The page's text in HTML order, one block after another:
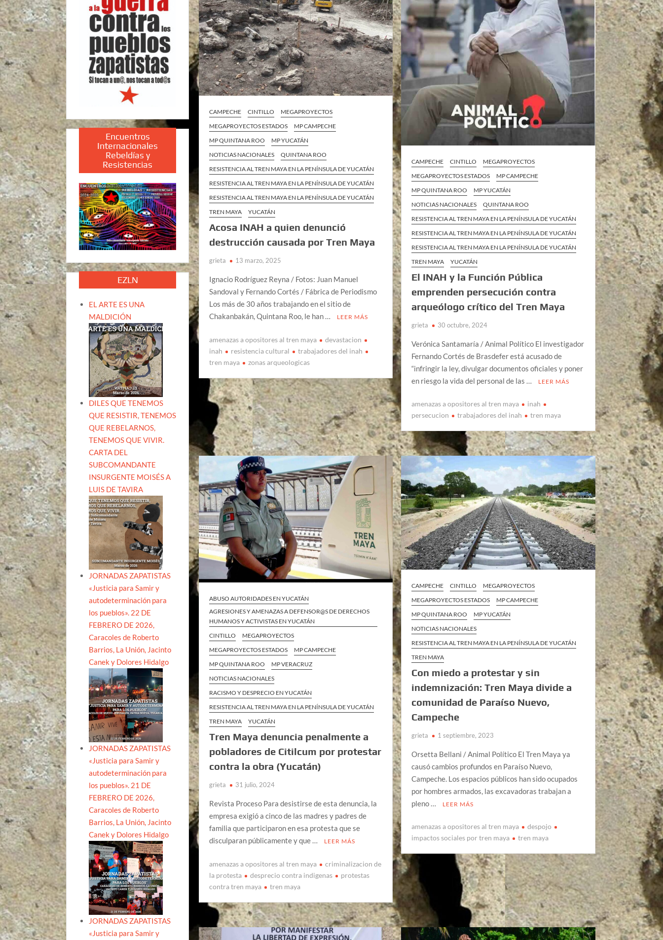
CAMPECHE CINTILLO
MEGAPROYECTOS
MEGAPROYECTOS ESTADOS
MP CAMPECHE
MP QUINTANA ROO
MP YUCATÁN
NOTICIAS NACIONALES
QUINTANA ROO
RESISTENCIA AL TREN MAYA EN LA PENÍNSULA DE YUCATÁN
RESISTENCIA AL TREN MAYA EN LA PENÍNSULA DE YUCATÁN
RESISTENCIA AL TREN MAYA EN LA PENÍNSULA DE YUCATÁN
TREN MAYA
YUCATÁN
Acosa INAH a quien denunció
destrucción causada por Tren Maya
grieta 13 marzo, 2025
Ignacio Rodríguez Reyna / Fotos: Juan Manuel
Sandoval y Fernando Cortés / Fábrica de Periodismo
Los más de 30 años trabajando en el sitio de
Chakanbakán, Quintana Roo, le han …
LEER MÁS
amenazas a opositores al tren maya
devastacion
inah
resistencia cultural
trabajadores del inah
tren maya
zonas arqueologicas
CAMPECHE CINTILLO
MEGAPROYECTOS
MEGAPROYECTOS ESTADOS
MP CAMPECHE
MP QUINTANA ROO
MP YUCATÁN
NOTICIAS NACIONALES
QUINTANA ROO
RESISTENCIA AL TREN MAYA EN LA PENÍNSULA DE YUCATÁN
RESISTENCIA AL TREN MAYA EN LA PENÍNSULA DE YUCATÁN
RESISTENCIA AL TREN MAYA EN LA PENÍNSULA DE YUCATÁN
TREN MAYA
YUCATÁN
El INAH y la Función Pública
emprenden persecución contra
arqueólogo crítico del Tren Maya
grieta 30 octubre, 2024
Verónica Santamaría / Animal Político El investigador
Fernando Cortés de Brasdefer está acusado de
“infringir la ley, divulgar documentos oficiales y poner
en riesgo la vida del personal de las …
LEER MÁS
amenazas a opositores al tren maya
inah
persecucion
trabajadores del inah tren maya
ABUSO AUTORIDADES EN YUCATÁN
AGRESIONES Y AMENAZAS A DEFENSOR@S DE DERECHOS
HUMANOS Y ACTIVISTAS EN YUCATÁN
CINTILLO
MEGAPROYECTOS
MEGAPROYECTOS ESTADOS
MP CAMPECHE
MP QUINTANA ROO
MP VERACRUZ
NOTICIAS NACIONALES
RACISMO Y DESPRECIO EN YUCATÁN
RESISTENCIA AL TREN MAYA EN LA PENÍNSULA DE YUCATÁN
TREN MAYA
YUCATÁN
Tren Maya denuncia penalmente a
pobladores de Citilcum por protestar
contra la obra (Yucatán)
grieta 31 julio, 2024
Revista Proceso Para desistirse de esta denuncia, la
empresa exigió a cinco de las madres y padres de
familia que participaron en esa protesta que se
disculparan públicamente y que …
LEER MÁS
amenazas a opositores al tren maya
criminalizacion de
la protesta
desprecio contra indigenas
protestas
contra tren maya
tren maya
CAMPECHE CINTILLO
MEGAPROYECTOS
MEGAPROYECTOS ESTADOS
MP CAMPECHE
MP QUINTANA ROO
MP YUCATÁN
NOTICIAS NACIONALES
RESISTENCIA AL TREN MAYA EN LA PENÍNSULA DE YUCATÁN
TREN MAYA
Con miedo a protestar y sin
indemnización: Tren Maya divide a
comunidad de Paraíso Nuevo,
Campeche
grieta 1 septiembre, 2023
Orsetta Bellani / Animal Político El Tren Maya ya
causó cambios profundos en Paraíso Nuevo,
Campeche. Los espacios públicos han sido ocupados
por hombres armados, las excavadoras trabajan a
pleno …
LEER MÁS
amenazas a opositores al tren maya
despojo
impactos sociales por tren maya
tren maya
Encuentros
Internacionales
Rebeldías y
Resistencias
EZLN
EL ARTE ES UNA
MALDICIÓN
DILES QUE TENEMOS
QUE RESISTIR, TENEMOS
QUE REBELARNOS,
TENEMOS QUE VIVIR.
CARTA DEL
SUBCOMANDANTE
INSURGENTE MOISÉS A
LUIS DE TAVIRA
JORNADAS ZAPATISTAS
«Justicia para Samir y
autodeterminación para
los pueblos». 22 DE
FEBRERO DE 2026,
Caracoles de Roberto
Barrios, La Unión, Jacinto
Canek y Dolores Hidalgo
JORNADAS ZAPATISTAS
«Justicia para Samir y
autodeterminación para
los pueblos». 21 DE
FEBRERO DE 2026,
Caracoles de Roberto
Barrios, La Unión, Jacinto
Canek y Dolores Hidalgo
JORNADAS ZAPATISTAS
«Justicia para Samir y